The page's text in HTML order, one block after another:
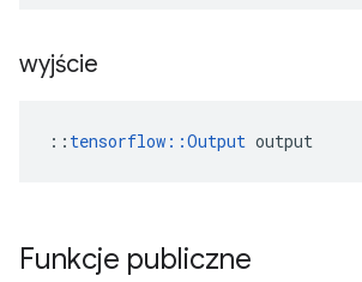
wyjście
:: tensorflow::Output output
Funkcje publiczne